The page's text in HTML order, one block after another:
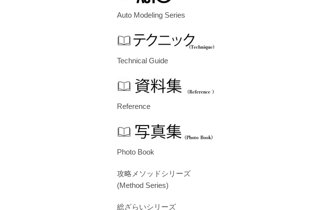
Auto Modeling Series
Technical Guide
Reference
Photo Book
攻略メソッドシリーズ
(Method Series)
総ざらいシリーズ